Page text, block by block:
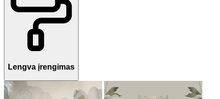
Lengva įrengimas